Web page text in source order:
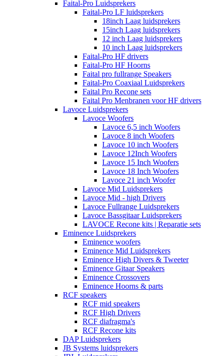
Faital-Pro Luidsprekers
Faital-Pro LF luidsprekers
18inch Laag luidsprekers
15inch Laag luidsprekers
12 inch Laag luidsprekers
10 inch Laag luidsprekers
Faital-Pro HF drivers
Faital-Pro HF Hoorns
Faital pro fullrange Speakers
Faital-Pro Coaxiaal Luidsprekers
Faital Pro Recone sets
Faital Pro Menbranen voor HF drivers
Lavoce Luidsprekers
Lavoce Woofers
Lavoce 6,5 inch Woofers
Lavoce 8 inch Woofers
Lavoce 10 inch Woofers
Lavoce 12Inch Woofers
Lavoce 15 Inch Woofers
Lavoce 18 Inch Woofers
Lavoce 21 inch Woofer
Lavoce Mid Luidsprekers
Lavoce Mid - high Drivers
Lavoce Fullrange Luidsprekers
Lavoce Bassgitaar Luidsprekers
LAVOCE Recone kits | Reparatie sets
Eminence Luidsprekers
Eminence woofers
Eminence Mid Luidsprekers
Eminence High Divers & Tweeter
Eminence Gitaar Speakers
Eminence Crossovers
Eminence Hoorns & parts
RCF speakers
RCF mid speakers
RCF High Drivers
RCF diafragma's
RCF Recone kits
DAP Luidsprekers
JB Systems luidsprekers